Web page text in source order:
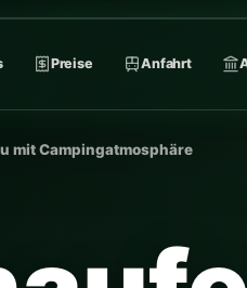
Preise Anfahrt
mit Campingatmosphäre